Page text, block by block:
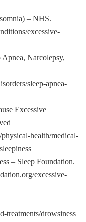
– NHS.
excessive-
Apnea, Narcolepsy,
sleep-apnea-
Excessive
health/medical-
– Sleep Foundation.
excessive-
treatments/drowsiness